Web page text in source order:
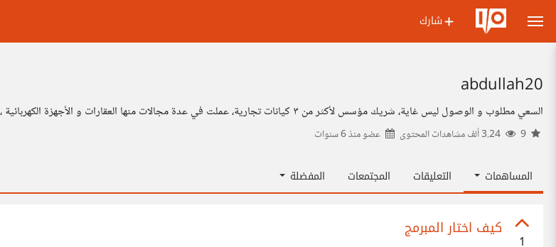
شارك
abdullah20
السعي مطلوب و الوصول ليس غاية، شريك مؤسس لأكثر من ٣ كيانات تجارية، عملت في عدة مجالات منها العقارات و الأجهزة الكهربائية ، خبرتي الحياتية ٢٢ عاماً، تخصصي إدارة مالية و مهتم بإنشاء و تطوير المشاريع
عضو منذ6 سنوات
المساهمات التعليقات المجتمعات المفضلة
1
كيف اختار المبرمج